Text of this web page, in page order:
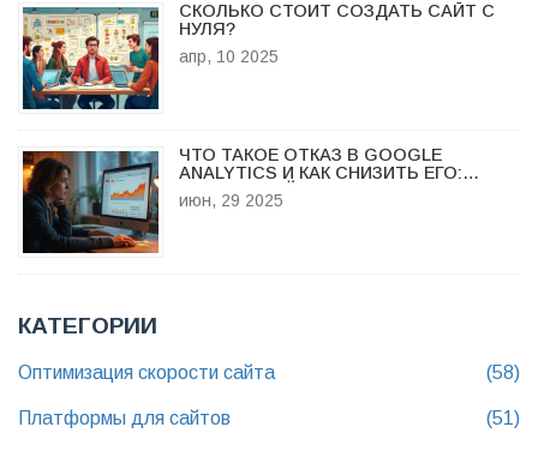
СКОЛЬКО СТОИТ СОЗДАТЬ САЙТ С
НУЛЯ?
апр, 10 2025
ЧТО ТАКОЕ ОТКАЗ В GOOGLE
ANALYTICS И КАК СНИЗИТЬ ЕГО:
ПОДРОБНЫЙ РАЗБОР МЕТРИКИ
ОТКАЗОВ
июн, 29 2025
КАТЕГОРИИ
Оптимизация скорости сайта (58)
Платформы для сайтов (51)